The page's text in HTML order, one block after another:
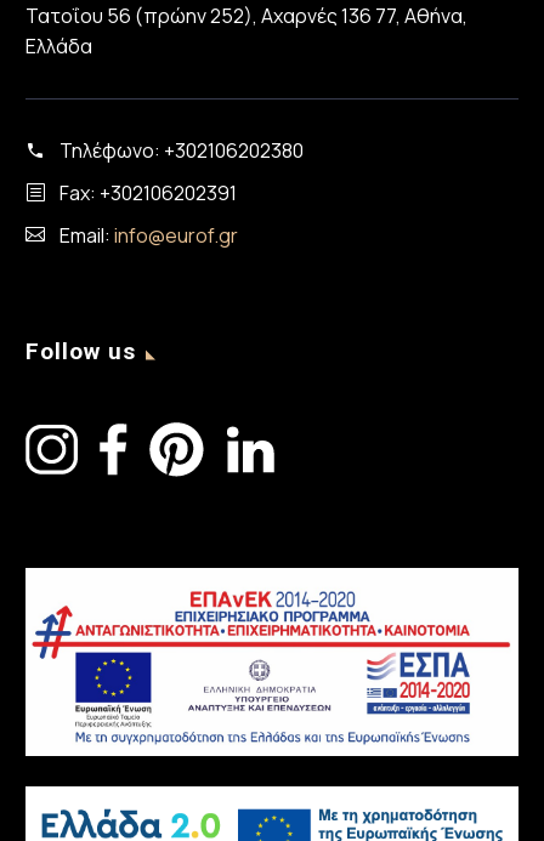
Τατοΐου 56 (πρώην 252), Αχαρνές 136 77, Αθήνα,
Ελλάδα
Τηλέφωνο: +302106202380
Fax: +302106202391
Email: info@eurof.gr
Follow us